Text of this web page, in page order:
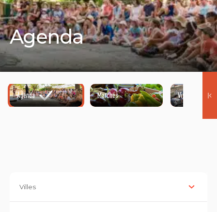
Agenda
Agenda Marchés Visites guidées
Villes